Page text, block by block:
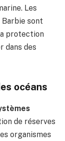
Les
sont
protection
dans des
océans
de réserves
organismes